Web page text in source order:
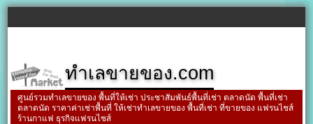
ทำเลขายของ.com
ศูนย์รวมทำเลขายของ พื้นที่ให้เช่า ประชาสัมพันธ์พื้นที่เช่า ตลาดนัด พื้นที่เช่า
ตลาดนัด ราคาค่าเช่าพื้นที่ ให้เช่าทำเลขายของ พื้นที่เช่า ที่ขายของ แฟรนไชส์
ร้านกาแฟ ธุรกิจแฟรนไชส์